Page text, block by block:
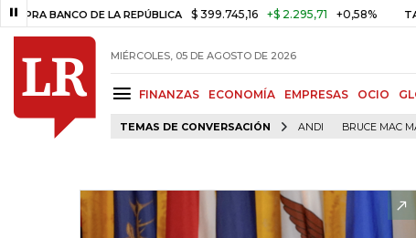
DE LA REPÚBLICA $ 399.745,16 +$ 2.295,71 +0,58% TASA DE
MIÉRCOLES, 05 DE AGOSTO DE 2026
FINANZAS ECONOMÍA EMPRESAS OCIO
TEMAS DE CONVERSACIÓN ANDI BRUCE MAC